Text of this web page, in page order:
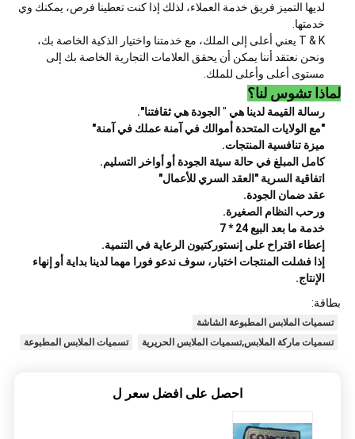
لديها التميز فريق خدمة العملاء، لذلك إذا كنت تعطينا فرص، يمكنك وي
خدمتها.
T & K يعني أعلى إلى الملك، مع خدمتنا واختيار الذكية الخاصة بك،
ونحن نعتقد أننا يمكن أن يحقق العلامات التجارية الخاصة بك إلى
مستوى أعلى وأعلى للملك.
لماذا تشوس لنا؟
رسالة القيمة لدينا هي " الجودة هي ثقافتنا".
"مع الولايات المتحدة أموالك في آمنة عملك في آمنة"
ميزة تنافسية المنتجات.
كامل المبلغ في حالة سيئة الجودة أو أواخر التسليم.
اتفاقية السرية "العقد السري للأعمال"
عقد ضمان الجودة.
ورحب النظام الصغيرة.
خدمة ما بعد البيع 24 * 7
إعطاء اقتراح على إنستوركتيون الرعاية في التنمية.
إذا فشلت المنتجات اختبار، سوف ندعو فورا مهما لدينا بداية أو إنهاء
الإنتاج.
بطاقة:
تسميات الملابس المطبوعة الشاشة
تسميات ماركة الملابس,تسميات الملابس الحريرية
تسميات الملابس المطبوعة
احصل على افضل سعر ل